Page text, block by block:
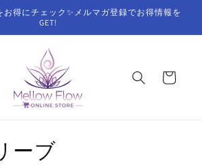
お得にチェック✨メルマガ登録でお得情報を
GET!
ー
ーブ